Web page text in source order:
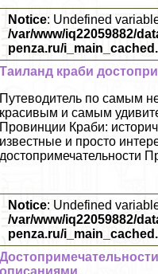
Notice: Undefined
/var/www/iq22059882/
penza.ru/
Таиланд краби
Путеводитель по самым
красивым и самым
Провинции Краби:
известные и просто
достопримечательности
Notice: Undefined
/var/www/iq22059882/
penza.ru/
описаниями